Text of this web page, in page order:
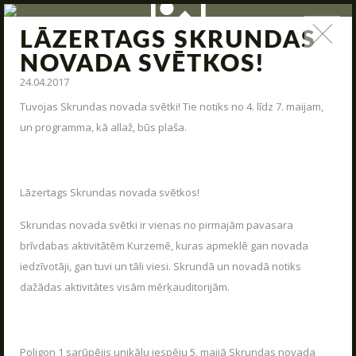
LĀZERTAGS SKRUNDAS
NOVADA SVĒTKOS!
24.04.2017
Tuvojas Skrundas novada svētki! Tie notiks no 4. līdz 7. maijam,
un programma, kā allaž, būs plaša.
Lāzertags Skrundas novada svētkos!
Skrundas novada svētki ir vienas no pirmajām pavasara
brīvdabas aktivitātēm Kurzemē, kuras apmeklē gan novada
iedzīvotāji, gan tuvi un tāli viesi. Skrundā un novadā notiks
dažādas aktivitātes visām mērķauditorijām.
Poligon 1 sarūpējis unikālu iespēju 5. maijā Skrundas novada
PAR MUMS
ARSENĀLS
REZERVĀCIJA
ZIŅAS
Jauna arsenāla ienākšana, poligona modernizācija,
interesantas kaujas un jauni piedāvājumi – tas viss un vēl
daudz kas cits mūsu ziņas.